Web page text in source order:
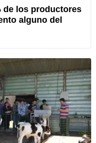
de los productores
alguno del